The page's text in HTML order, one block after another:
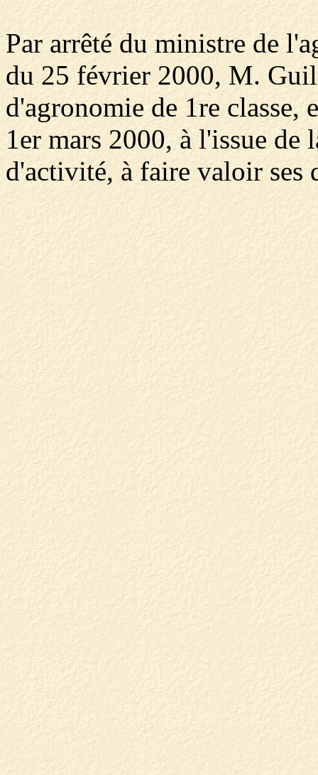
Par arrêté du ministre de
du 25 février 2000, M.
d'agronomie de 1re classe,
1er mars 2000, à l'issue de
d'activité, à faire valoir ses